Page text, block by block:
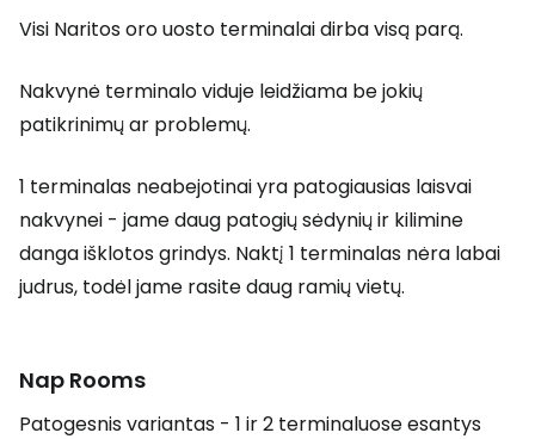
Visi Naritos oro uosto terminalai dirba visą parą.
Nakvynė terminalo viduje leidžiama be jokių
patikrinimų ar problemų.
1 terminalas neabejotinai yra patogiausias laisvai
nakvynei - jame daug patogių sėdynių ir kilimine
danga išklotos grindys. Naktį 1 terminalas nėra labai
judrus, todėl jame rasite daug ramių vietų.
Nap Rooms
Patogesnis variantas - 1 ir 2 terminaluose esantys